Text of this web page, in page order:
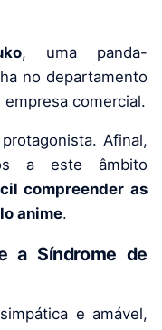
, uma panda-
no departamento
comercial.
Afinal,
a este âmbito
compreender as
anime.
a Síndrome de
e amável,